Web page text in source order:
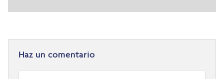
Haz un comentario